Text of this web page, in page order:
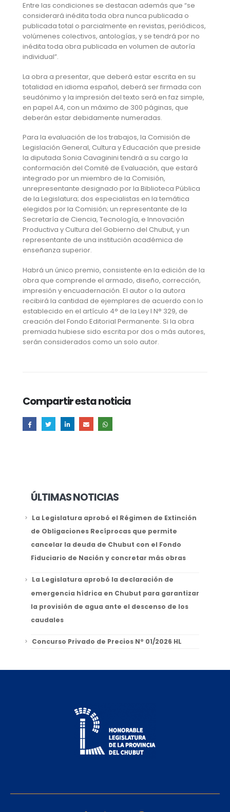
Entre las condiciones se destacan además que “se
considerará inédita toda obra nunca publicada o
publicada total o parcialmente en revistas, periódicos,
volúmenes colectivos, antologías, y se tendrá por no
inédita toda obra publicada en volumen de autoría
individual”.
La obra a presentar, que deberá estar escrita en su
totalidad en idioma español, deberá ser firmada con
seudónimo y la impresión del texto será en faz simple,
en papel A4, con un máximo de 300 páginas, que
deberán estar debidamente numeradas.
Para la evaluación de los trabajos, la Comisión de
Legislación General, Cultura y Educación que preside
la diputada Sonia Cavaginini tendrá a su cargo la
conformación del Comité de Evaluación, que estará
integrado por un miembro de la Comisión,
unrepresentante designado por la Biblioteca Pública
de la Legislatura; dos especialistas en la temática
elegidos por la Comisión; un representante de la
Secretaría de Ciencia, Tecnología, e Innovación
Productiva y Cultura del Gobierno del Chubut, y un
representante de una institución académica de
enseñanza superior.
Habrá un único premio, consistente en la edición de la
obra que comprende el armado, diseño, corrección,
impresión y encuadernación. El autor o la autora
recibirá la cantidad de ejemplares de acuerdo con lo
establecido en el artículo 4° de la Ley I N° 329, de
creación del Fondo Editorial Permanente. Si la obra
premiada hubiese sido escrita por dos o más autores,
serán considerados como un solo autor.
Compartir esta noticia
ÚLTIMAS NOTICIAS
La Legislatura aprobó el Régimen de Extinción
de Obligaciones Recíprocas que permite
cancelar la deuda de Chubut con el Fondo
Fiduciario de Nación y concretar más obras
La Legislatura aprobó la declaración de
emergencia hídrica en Chubut para garantizar
la provisión de agua ante el descenso de los
caudales
Concurso Privado de Precios Nº 01/2026 HL